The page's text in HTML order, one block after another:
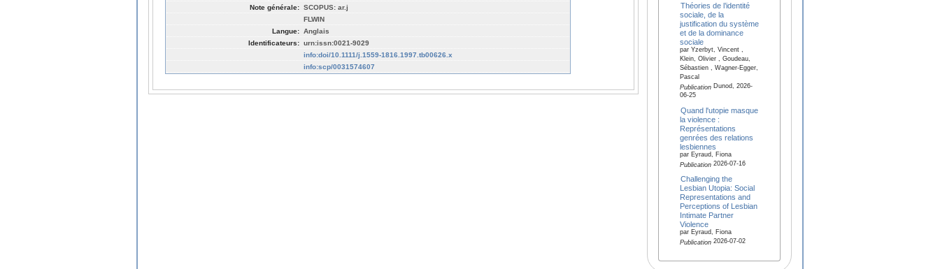
Note générale: SCOPUS: ar.j
FLWIN
Langue: Anglais
Identificateurs: urn:issn:0021-9029
info:doi/10.1111/j.1559-1816.1997.tb00626.x
info:scp/0031574607
Théories de l’identité
sociale, de la
justification du système
et de la dominance
sociale
par Yzerbyt, Vincent ,
Klein, Olivier , Goudeau,
Sébastien , Wagner-Egger,
Pascal
PublicationDunod, 2026-
06-25
Quand l'utopie masque
la violence :
Représentations
genrées des relations
lesbiennes
par Eyraud, Fiona
Publication2026-07-16
Challenging the
Lesbian Utopia: Social
Representations and
Perceptions of Lesbian
Intimate Partner
Violence
par Eyraud, Fiona
Publication2026-07-02